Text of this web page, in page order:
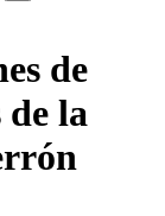
de
de la